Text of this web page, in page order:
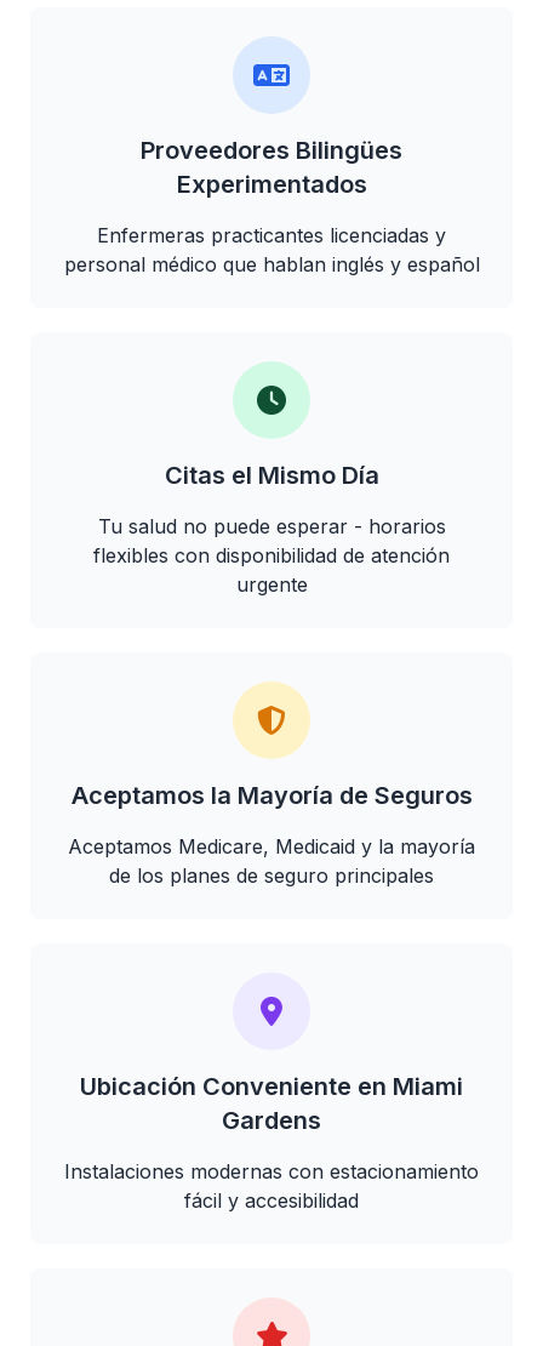
Proveedores Bilingües
Experimentados
Enfermeras practicantes licenciadas y
personal médico que hablan inglés y español
Citas el Mismo Día
Tu salud no puede esperar - horarios
flexibles con disponibilidad de atención
urgente
Aceptamos la Mayoría de Seguros
Aceptamos Medicare, Medicaid y la mayoría
de los planes de seguro principales
Ubicación Conveniente en Miami
Gardens
Instalaciones modernas con estacionamiento
fácil y accesibilidad